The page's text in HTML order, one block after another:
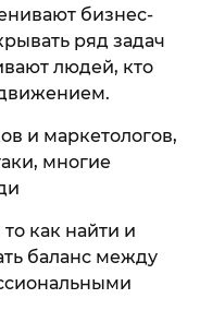
бизнес-
ряд задач
людей, кто
и маркетологов,
многие
как найти и
баланс между